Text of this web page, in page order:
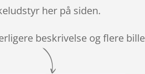
her på siden.
beskrivelse og flere